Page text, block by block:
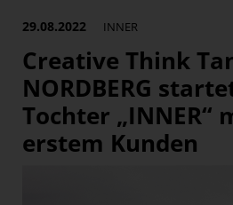
section.d
Swiss Life Select
29.08.2022 INNER
Creative Think
NORDBERG
Tochter „INNER“
erstem Kunden